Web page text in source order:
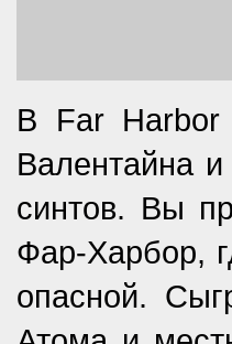
В Far Harbor
Валентайна
синтов. Вы
Фар-Харбор,
опасной.